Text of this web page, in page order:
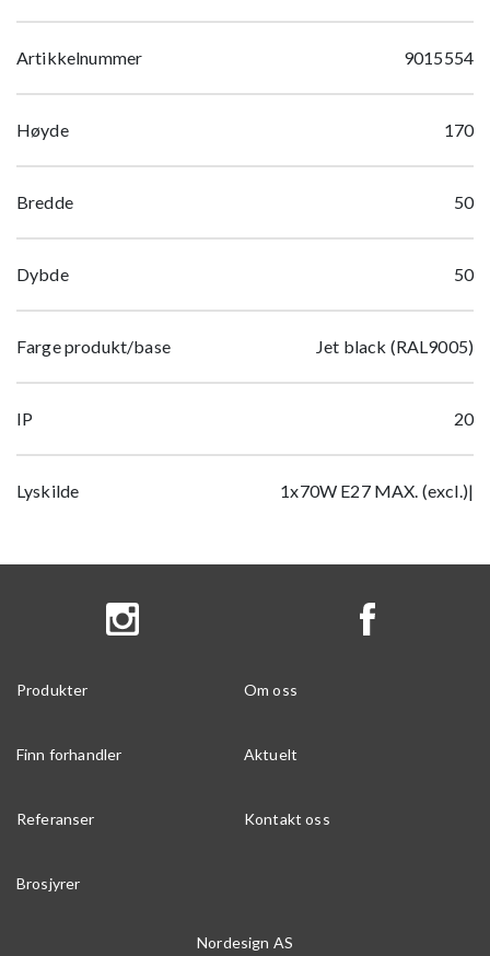
Artikkelnummer 9015554
Høyde 170
Bredde 50
Dybde 50
Farge produkt/base Jet black (RAL9005)
IP 20
Lyskilde 1x70W E27 MAX. (excl.)|
Produkter Om oss
Finn forhandler Aktuelt
Referanser Kontakt oss
Brosjyrer
Nordesign AS